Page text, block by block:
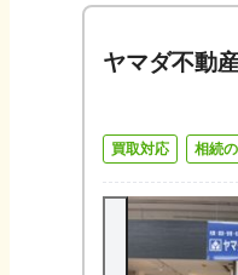
ヤマダ不動
買取対応 相続